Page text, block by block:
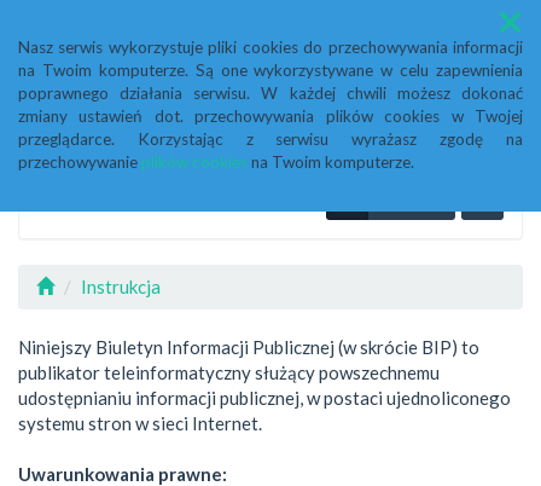
Nasz serwis wykorzystuje pliki cookies do przechowywania informacji
na Twoim komputerze. Są one wykorzystywane w celu zapewnienia
poprawnego działania serwisu. W każdej chwili możesz dokonać
zmiany ustawień dot. przechowywania plików cookies w Twojej
przeglądarce. Korzystając z serwisu wyrażasz zgodę na
przechowywanie plików cookiesna Twoim komputerze.
Menu
Instrukcja
Niniejszy Biuletyn Informacji Publicznej (w skrócie BIP) to
publikator teleinformatyczny służący powszechnemu
udostępnianiu informacji publicznej, w postaci ujednoliconego
systemu stron w sieci Internet.
Uwarunkowania prawne: